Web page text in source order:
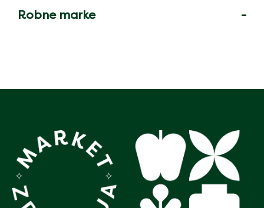
Robne marke -